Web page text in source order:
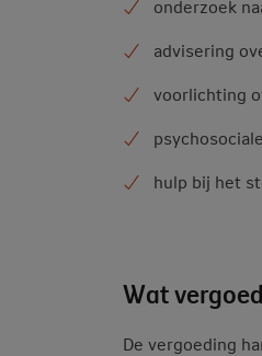
onderzoek
advisering
voorlichting
hulp bij het
Wat
De vergoeding